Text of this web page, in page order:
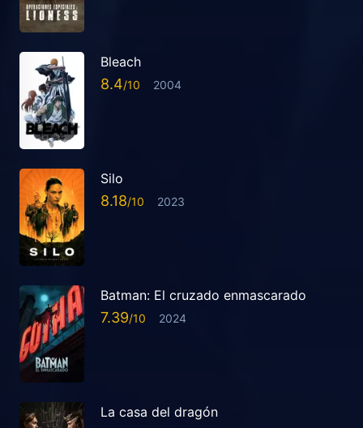
Bleach
8.4 2004
Silo
8.18 2023
Batman: El cruzado enmascarado
7.39 2024
La casa del dragón